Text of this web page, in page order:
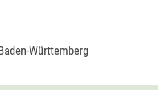
Württemberg